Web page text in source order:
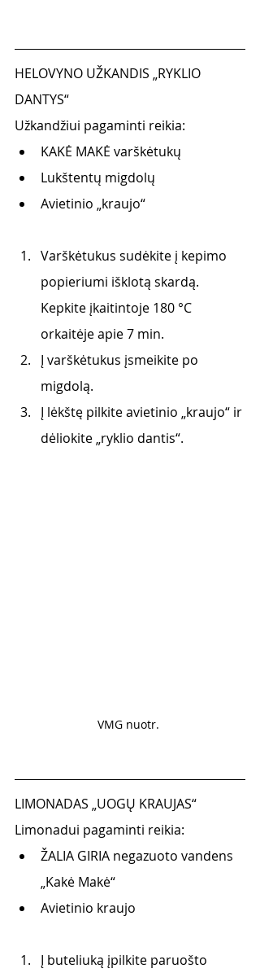
HELOVYNO UŽKANDIS „RYKLIO
DANTYS“
Užkandžiui pagaminti reikia:
KAKĖ MAKĖ varškėtukų
Lukštentų migdolų
Avietinio „kraujo“
Varškėtukus sudėkite į kepimo
popieriumi išklotą skardą.
Kepkite įkaitintoje 180 °C
orkaitėje apie 7 min.
Į varškėtukus įsmeikite po
migdolą.
Į lėkštę pilkite avietinio „kraujo“ ir
dėliokite „ryklio dantis“.
VMG nuotr.
LIMONADAS „UOGŲ KRAUJAS“
Limonadui pagaminti reikia:
ŽALIA GIRIA negazuoto vandens
„Kakė Makė“
Avietinio kraujo
Į buteliuką įpilkite paruošto